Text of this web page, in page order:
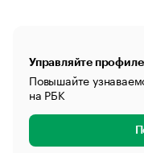
Управляйте
Повышайте
на РБК